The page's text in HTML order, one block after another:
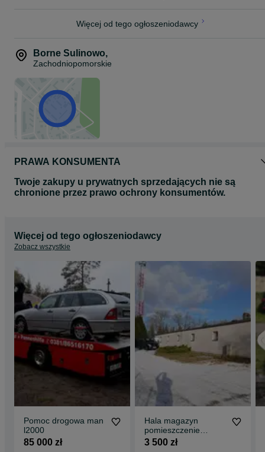
Więcej od tego ogłoszeniodawcy
Borne Sulinowo,
Zachodniopomorskie
PRAWA KONSUMENTA
Twoje zakupy u prywatnych sprzedających nie są
chronione przez prawo ochrony konsumentów.
Więcej od tego ogłoszeniodawcy
Zobacz wszystkie
Pomoc drogowa man
l2000
85 000 zł
Hala magazyn
pomieszczenie
parking plac
3 500 zł